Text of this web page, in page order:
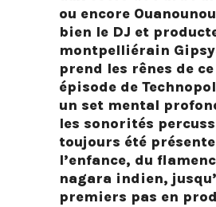
ou encore
bien le DJ et
montpelliérain
prend les rênes de ce
épisode de
un set mental
les sonorités
toujours été
l’enfance, du
nagara indien,
premiers pas en